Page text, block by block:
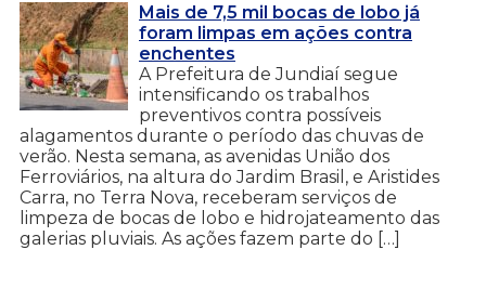
Mais de 7,5 mil bocas de lobo já
foram limpas em ações contra
enchentes
A Prefeitura de Jundiaí segue
intensificando os trabalhos
preventivos contra possíveis
alagamentos durante o período das chuvas de
verão. Nesta semana, as avenidas União dos
Ferroviários, na altura do Jardim Brasil, e Aristides
Carra, no Terra Nova, receberam serviços de
limpeza de bocas de lobo e hidrojateamento das
galerias pluviais. As ações fazem parte do […]